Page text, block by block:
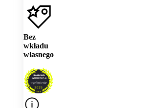
Bez
wkładu
własnego